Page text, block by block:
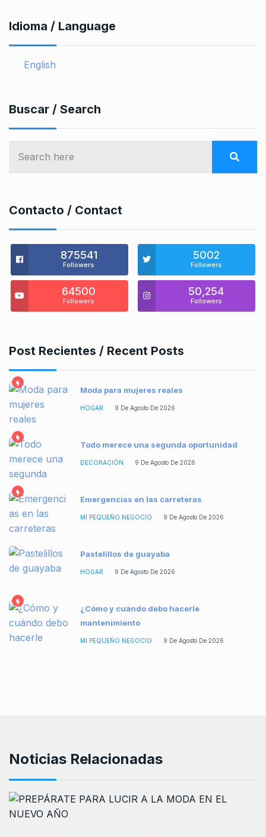
Idioma / Language
English
Buscar / Search
Contacto / Contact
875541
Followers
5002
Followers
64500
Followers
50,254
Followers
Post Recientes / Recent Posts
Moda para mujeres reales
HOGAR 9 De Agosto De 2026
Todo merece una segunda oportunidad
DECORACIÓN 9 De Agosto De 2026
Emergencias en las carreteras
MI PEQUEÑO NEGOCIO 9 De Agosto De 2026
Pastelillos de guayaba
HOGAR 9 De Agosto De 2026
¿Cómo y cuándo debo hacerle
mantenimiento
MI PEQUEÑO NEGOCIO 9 De Agosto De 2026
Noticias Relacionadas